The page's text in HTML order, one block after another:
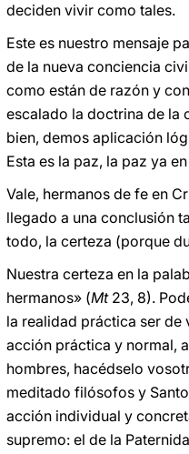
deciden vivir como tales.
Este es nuestro mensaje
de la nueva conciencia
como están de razón y
escalado la doctrina de la
bien, demos aplicación
Esta es la paz, la paz ya
Vale, hermanos de fe en
llegado a una conclusión
todo, la certeza (porque
Nuestra certeza en la
hermanos» (Mt23, 8).
la realidad práctica ser
acción práctica y normal,
hombres, hacédselo
meditado filósofos y
acción individual y
supremo: el de la